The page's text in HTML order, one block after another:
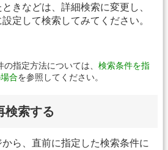
きなどは、詳細検索に変更し、
定して検索してみてください。
指定方法については、 検索条件を指
合を参照してください。
検索する
ら、直前に指定した検索条件に